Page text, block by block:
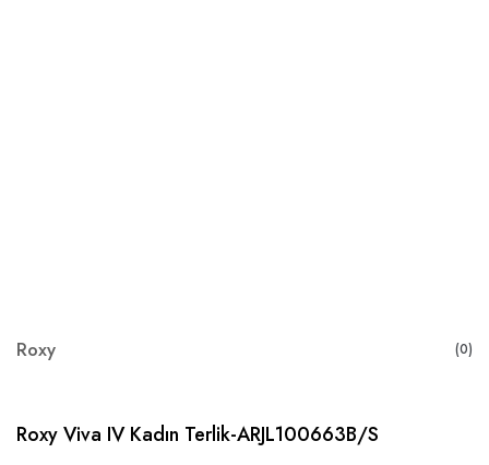
Roxy (0)
Roxy Viva IV Kadın Terlik-ARJL100663B/S